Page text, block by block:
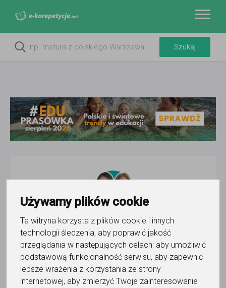
Używamy plików cookie
Ta witryna korzysta z plików cookie i innych
technologii śledzenia, aby poprawić jakość
przeglądania w następujących celach: aby umożliwić
podstawową funkcjonalność serwisu, aby zapewnić
lepsze wrażenia z korzystania ze strony
internetowej, aby zmierzyć Twoje zainteresowanie
Ewelina i Justyna
Wyślij wiadomość
Ostatnia aktywność:
3 dni temu